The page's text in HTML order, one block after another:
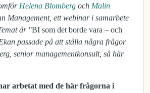
Helena Blomberg och Malin
Management, ett webinar i samarbete
är "BI som det borde vara – och
passade på att ställa några frågor
senior managementkonsult, så här
arbetat med de här frågorna i